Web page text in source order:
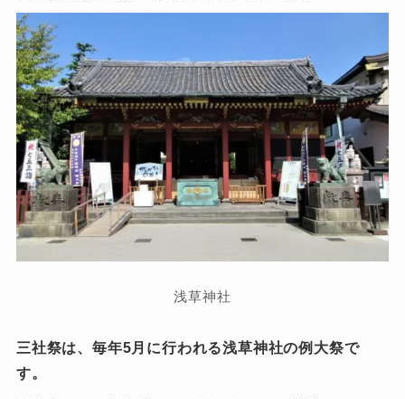
浅草神社
三社祭は、毎年5月に行われる浅草神社の例大祭で
す。